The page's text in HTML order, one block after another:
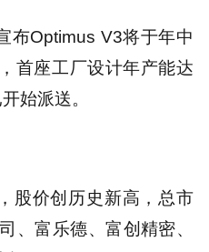
布Optimus V3将于年中
首座工厂设计年产能达
始派送。
股价创历史新高，总市
、富乐德、富创精密、